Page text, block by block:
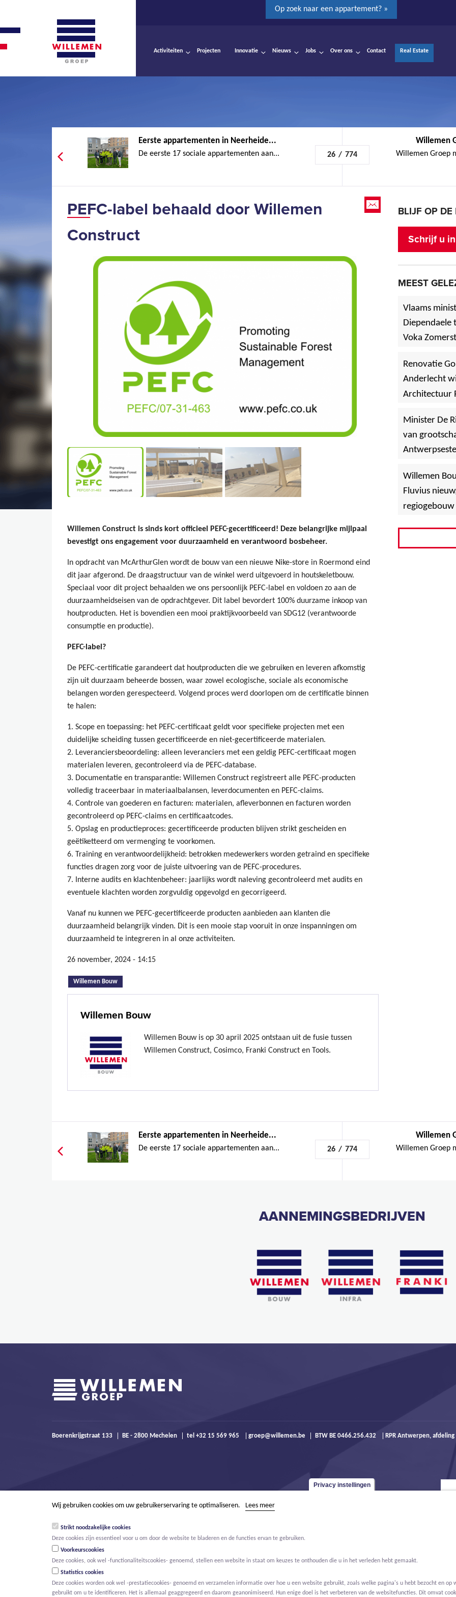
Op zoek naar een appartement? »
Activiteiten Projecten Innovatie Nieuws Jobs Over ons Contact Real Estate
Eerste appartementen in Neerheide...
De eerste 17 sociale appartementen aan... 26 / 774
Willemen
Willemen Groep
PEFC-label behaald door Willemen
Construct
Willemen Construct is sinds kort officieel PEFC-gecertificeerd! Deze belangrijke mijlpaal
bevestigt ons engagement voor duurzaamheid en verantwoord bosbeheer.
In opdracht van McArthurGlen wordt de bouw van een nieuwe Nike-store in Roermond eind
dit jaar afgerond. De draagstructuur van de winkel werd uitgevoerd in houtskeletbouw.
Speciaal voor dit project behaalden we ons persoonlijk PEFC-label en voldoen zo aan de
duurzaamheidseisen van de opdrachtgever. Dit label bevordert 100% duurzame inkoop van
houtproducten. Het is bovendien een mooi praktijkvoorbeeld van SDG12 (verantwoorde
consumptie en productie).
PEFC-label?
De PEFC-certificatie garandeert dat houtproducten die we gebruiken en leveren afkomstig
zijn uit duurzaam beheerde bossen, waar zowel ecologische, sociale als economische
belangen worden gerespecteerd. Volgend proces werd doorlopen om de certificatie binnen
te halen:
1. Scope en toepassing: het PEFC-certificaat geldt voor specifieke projecten met een
duidelijke scheiding tussen gecertificeerde en niet-gecertificeerde materialen.
2. Leveranciersbeoordeling: alleen leveranciers met een geldig PEFC-certificaat mogen
materialen leveren, gecontroleerd via de PEFC-database.
3. Documentatie en transparantie: Willemen Construct registreert alle PEFC-producten
volledig traceerbaar in materiaalbalansen, leverdocumenten en PEFC-claims.
4. Controle van goederen en facturen: materialen, afleverbonnen en facturen worden
gecontroleerd op PEFC-claims en certificaatcodes.
5. Opslag en productieproces: gecertificeerde producten blijven strikt gescheiden en
geëtiketteerd om vermenging te voorkomen.
6. Training en verantwoordelijkheid: betrokken medewerkers worden getraind en specifieke
functies dragen zorg voor de juiste uitvoering van de PEFC-procedures.
7. Interne audits en klachtenbeheer: jaarlijks wordt naleving gecontroleerd met audits en
eventuele klachten worden zorgvuldig opgevolgd en gecorrigeerd.
Vanaf nu kunnen we PEFC-gecertificeerde producten aanbieden aan klanten die
duurzaamheid belangrijk vinden. Dit is een mooie stap vooruit in onze inspanningen om
duurzaamheid te integreren in al onze activiteiten.
26 november, 2024 - 14:15
Willemen Bouw
Willemen Bouw
Willemen Bouw is op 30 april 2025 ontstaan uit de fusie tussen
Willemen Construct, Cosimco, Franki Construct en Tools.
BLIJF OP DE
Schrijf u
MEEST
Vlaams
Voka
Renovatie
Anderlecht
Architectuur
Minister De
van
Willemen
Fluvius
Eerste appartementen in Neerheide...
De eerste 17 sociale appartementen aan... 26 / 774
Willemen
Willemen Groep
AANNEMINGSBEDRIJVEN
Boerenkrijgstraat 133 BE - 2800 Mechelen tel +32 15 569 965 groep@willemen.be BTW BE 0466.256.432 RPR Antwerpen,
Privacy instellingen
Wij gebruiken cookies om uw gebruikerservaring te optimaliseren. Lees meer
Strikt noodzakelijke cookies
Deze cookies zijn essentieel voor u om door de website te bladeren en de functies ervan te gebruiken.
Voorkeurscookies
Deze cookies, ook wel -functionaliteitscookies- genoemd, stellen een website in staat om keuzes te onthouden die u in het verleden hebt gemaakt.
Statistics cookies
Deze cookies worden ook wel -prestatiecookies- genoemd en verzamelen informatie over hoe u een website gebruikt, zoals welke pagina's u hebt bezocht en
gebruikt om u te identificeren. Het is allemaal geaggregeerd en daarom geanonimiseerd. Hun enige doel is het verbeteren van de websitefuncties. Dit omvat